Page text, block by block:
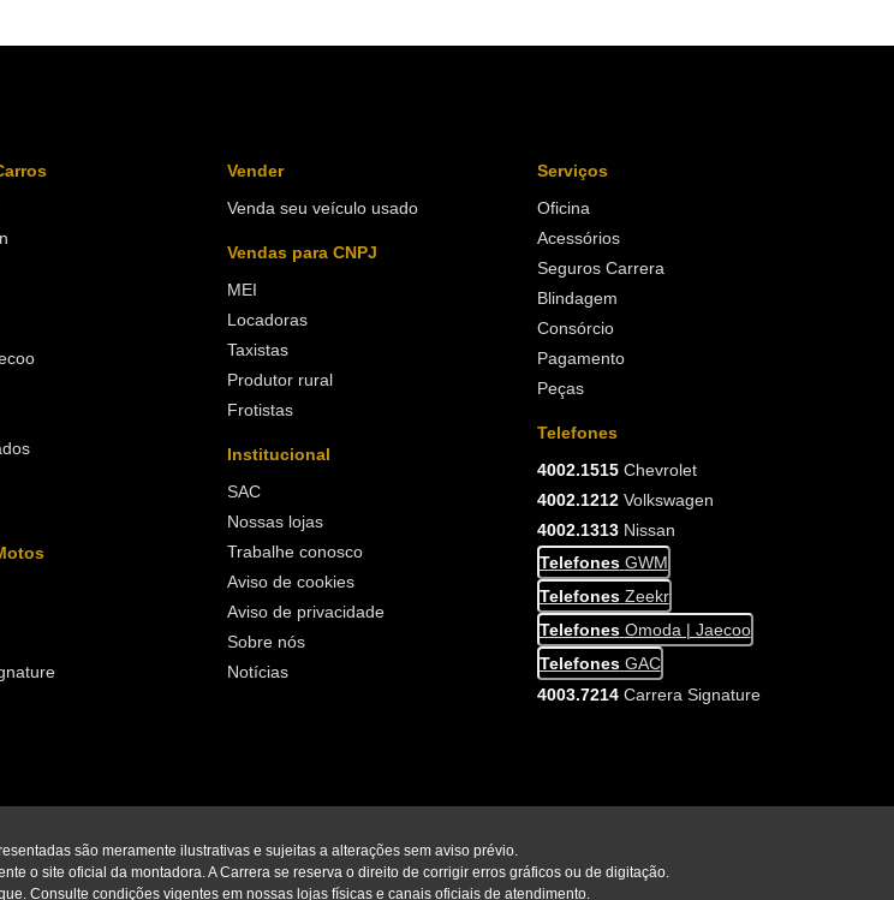
Vender
Venda seu veículo usado
Vendas para CNPJ
MEI
Locadoras
Taxistas
Produtor rural
Frotistas
Institucional
SAC
Nossas lojas
Trabalhe conosco
Aviso de cookies
Aviso de privacidade
Sobre nós
Notícias
Serviços
Oficina
Acessórios
Seguros Carrera
Blindagem
Consórcio
Pagamento
Peças
Telefones
4002.1515Chevrolet
4002.1212Volkswagen
4002.1313Nissan
Telefones GWM
Telefones Zeekr
Telefones Omoda | Jaecoo
Telefones GAC
4003.7214Carrera Signature
são meramente ilustrativas e sujeitas a alterações sem aviso prévio.
o site oficial da montadora. A Carrera se reserva o direito de corrigir erros gráficos ou de digitação.
Consulte condições vigentes em nossas lojas físicas e canais oficiais de atendimento.